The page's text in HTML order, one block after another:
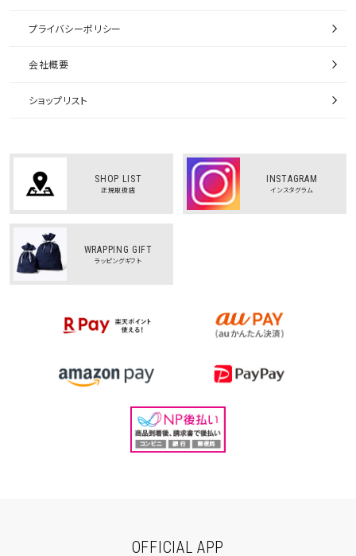
プライバシーポリシー
会社概要
ショップリスト
SHOP LIST
正規取扱店
INSTAGRAM
インスタグラム
WRAPPING GIFT
ラッピングギフト
OFFICIAL APP